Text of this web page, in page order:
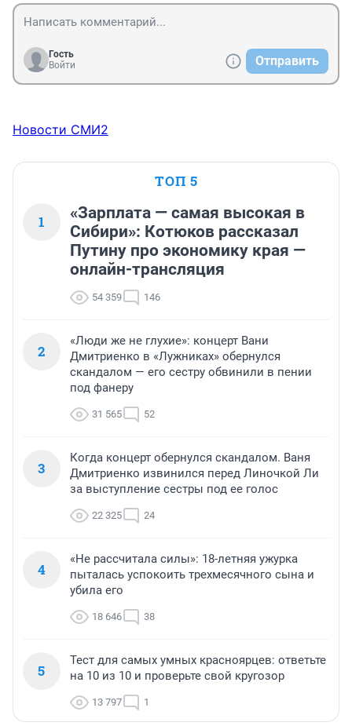
Гость
Войти
Отправить
Новости СМИ2
ТОП 5
1
«Зарплата — самая высокая в
Сибири»: Котюков рассказал
Путину про экономику края —
онлайн-трансляция
54 359 146
2
«Люди же не глухие»: концерт Вани
Дмитриенко в «Лужниках» обернулся
скандалом — его сестру обвинили в пении
под фанеру
31 565 52
3
Когда концерт обернулся скандалом. Ваня
Дмитриенко извинился перед Линочкой Ли
за выступление сестры под ее голос
22 325 24
4
«Не рассчитала силы»: 18-летняя ужурка
пыталась успокоить трехмесячного сына и
убила его
18 646 38
5
Тест для самых умных красноярцев: ответьте
на 10 из 10 и проверьте свой кругозор
13 797 1